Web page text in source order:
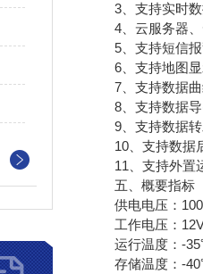
3、支持实时数
4、云服务器、
5、支持短信报
6、支持地图显
7、支持数据曲
8、支持数据导
9、支持数据转
10、支持数据
11、支持外置
五、概要指标
供电电压：
工作电压：
运行温度：-
存储温度：-